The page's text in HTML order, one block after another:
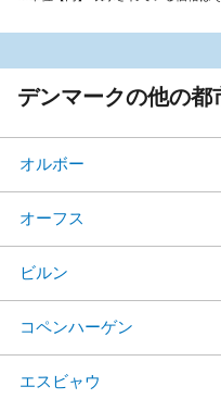
デンマークの他の都
オルボー
オーフス
ビルン
コペンハーゲン
エスビャウ